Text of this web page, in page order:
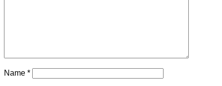
Name *